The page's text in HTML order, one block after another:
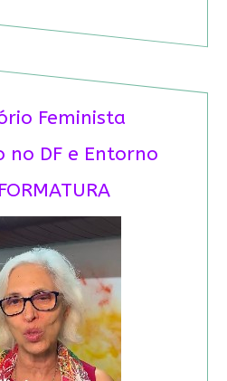
Feminista
no DF e Entorno